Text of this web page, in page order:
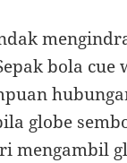
bola cue
globe
mengambil